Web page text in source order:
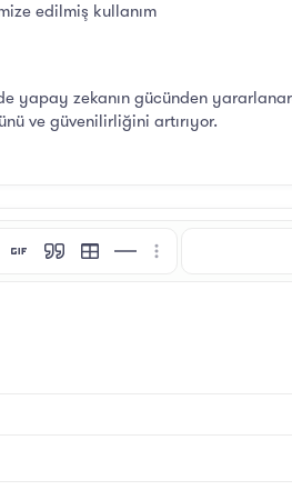
edilmiş kullanım
yapay zekanın gücünden
ve güvenilirliğini artırıyor.
GIF ekle
Alıntı Tablo ekleYatay çizgi ekle
Daha fazla seçenek…